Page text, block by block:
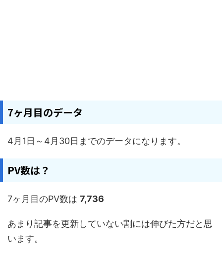
7ヶ月目のデータ
4月1日～4月30日までのデータになります。
PV数は？
7ヶ月目のPV数は 7,736
あまり記事を更新していない割には伸びた方だと思
います。